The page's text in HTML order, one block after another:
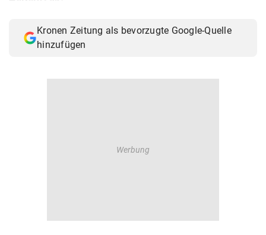
Kronen Zeitung als bevorzugte Google-Quelle
hinzufügen